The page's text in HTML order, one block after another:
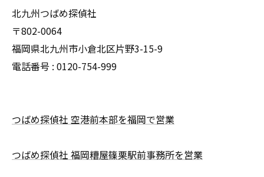
北九州つばめ探偵社
〒802-0064
福岡県北九州市小倉北区片野3-15-9
電話番号 : 0120-754-999
つばめ探偵社 空港前本部を福岡で営業
つばめ探偵社 福岡糟屋篠栗駅前事務所を営業